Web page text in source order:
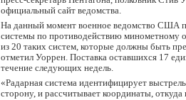
официальный сайт ведомства.
На данный момент военное ведомство США
системы по противодействию минометному
из 20 таких систем, которые должны быть
отметил Уоррен. Поставка оставшихся 17
течение следующих недель.
«Радарная система идентифицирует
сторону, и рассчитывает координаты, откуда